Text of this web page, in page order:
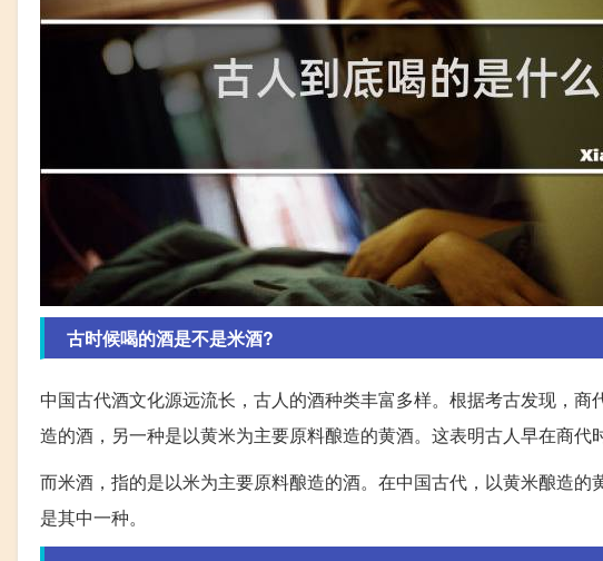
古时候喝的酒是不是米酒?
中国古代酒文化源远流长，古人的酒种类丰富多样。根据考古发现，
造的酒，另一种是以黄米为主要原料酿造的黄酒。这表明古人早在商代
而米酒，指的是以米为主要原料酿造的酒。在中国古代，以黄米酿造
是其中一种。